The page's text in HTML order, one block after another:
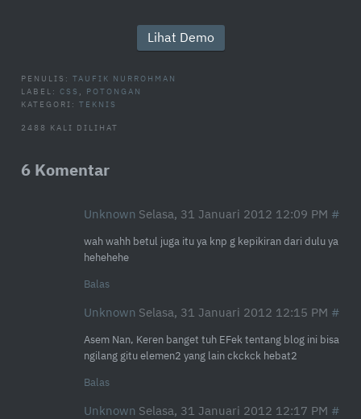
Lihat Demo
PENULIS: TAUFIK NURROHMAN
LABEL: CSS , POTONGAN
KATEGORI: TEKNIS
2488 KALI DILIHAT
6 Komentar
Unknown Selasa, 31 Januari 2012 12:09 PM
wah wahh betul juga itu ya knp g kepikiran dari dulu ya
hehehehe
Balas
Unknown Selasa, 31 Januari 2012 12:15 PM
Asem Nan, Keren banget tuh EFek tentang blog ini bisa
ngilang gitu elemen2 yang lain ckckck hebat2
Balas
Unknown Selasa, 31 Januari 2012 12:17 PM